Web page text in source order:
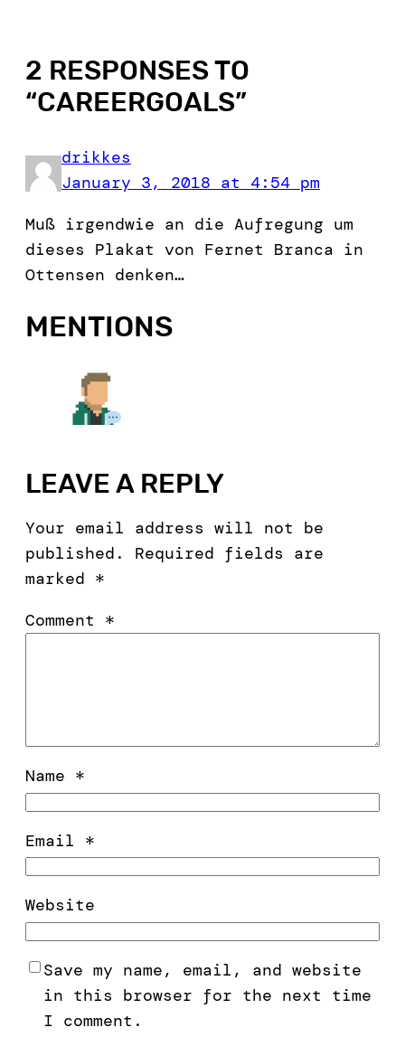
2 RESPONSES TO
“CAREERGOALS”
drikkes
January 3, 2018 at 4:54 pm
Muß irgendwie an die Aufregung um
dieses Plakat von Fernet Branca in
Ottensen denken…
MENTIONS
LEAVE A REPLY
Your email address will not be
published.
Required fields are
marked *
Comment *
Name *
Email *
Website
Save my name, email, and website
in this browser for the next time
I comment.